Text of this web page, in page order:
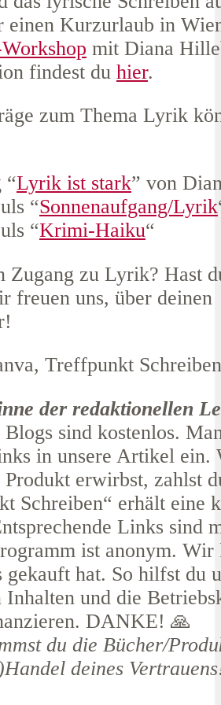
einen Kurzurlaub in
mit Diana
findest du hier.
zum Thema Lyrik
“Lyrik ist stark” von
“Sonnenaufgang/Lyrik
“Krimi-Haiku“
Zugang zu Lyrik? Hast
freuen uns, über deinen
Treffpunkt
der redaktionellen
Blogs sind kostenlos.
in unsere Artikel ein.
erwirbst, zahlst
Schreiben“ erhält eine
Links sind
ist anonym. Wir
gekauft hat. So hilfst du
und die
DANKE! 🙏
du die Bücher/
deines